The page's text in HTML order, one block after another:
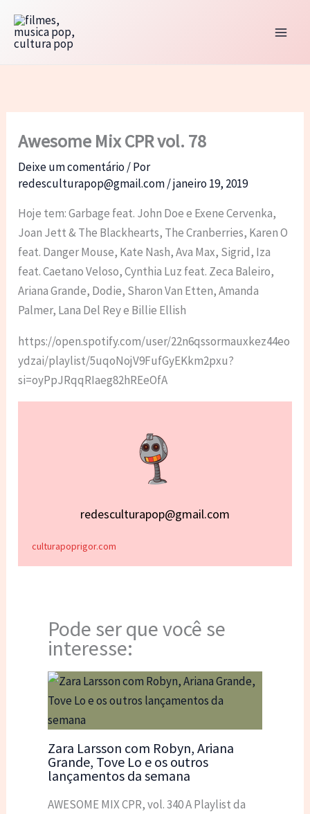
para
Awesome Mix CPR vol. 78
Deixe um comentário/ Por
redesculturapop@gmail.com/janeiro 19, 2019
Hoje tem: Garbage feat. John Doe e Exene Cervenka,
Joan Jett & The Blackhearts, The Cranberries, Karen O
feat. Danger Mouse, Kate Nash, Ava Max, Sigrid, Iza
feat. Caetano Veloso, Cynthia Luz feat. Zeca Baleiro,
Ariana Grande, Dodie, Sharon Van Etten, Amanda
Palmer, Lana Del Rey e Billie Ellish
https://open.spotify.com/user/22n6qssormauxkez44eo
ydzai/playlist/5uqoNojV9FufGyEKkm2pxu?
si=oyPpJRqqRIaeg82hREeOfA
redesculturapop@gmail.com
culturapoprigor.com
Pode ser que você se
interesse:
Zara Larsson com Robyn, Ariana
Grande, Tove Lo e os outros
lançamentos da semana
AWESOME MIX CPR, vol. 340 A Playlist da